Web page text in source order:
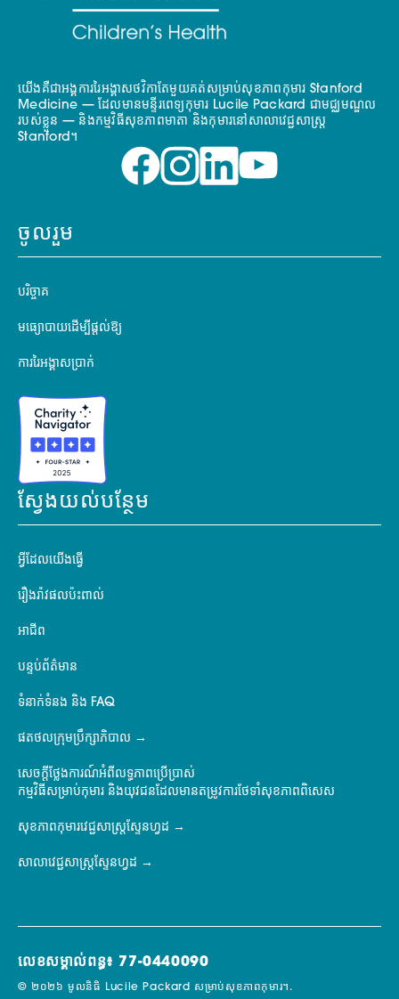
យើងគឺជាអង្គការរៃអង្គាសថវិកាតែមួយគត់សម្រាប់សុខភាពកុមារ Stanford
Medicine — ដែលមានមន្ទីរពេទ្យកុមារ Lucile Packard ជាមជ្ឈមណ្ឌល
របស់ខ្លួន — និងកម្មវិធីសុខភាពមាតា និងកុមារនៅសាលាវេជ្ជសាស្ត្រ
Stanford។
ចូលរួម
បរិច្ចាគ
មធ្យោបាយដើម្បីផ្តល់ឱ្យ
ការរៃអង្គាសប្រាក់
ស្វែងយល់បន្ថែម
អ្វីដែលយើងធ្វើ
រឿងរ៉ាវផលប៉ះពាល់
អាជីព
បន្ទប់ព័ត៌មាន
ទំនាក់ទំនង និង FAQ
ផតថលក្រុមប្រឹក្សាភិបាល
សេចក្តីថ្លែងការណ៍អំពីលទ្ធភាពប្រើប្រាស់
កម្មវិធីសម្រាប់កុមារ និងយុវជនដែលមានតម្រូវការថែទាំសុខភាពពិសេស
សុខភាពកុមារវេជ្ជសាស្ត្រស្ទែនហ្វដ
សាលាវេជ្ជសាស្ត្រស្ទែនហ្វដ
លេខសម្គាល់ពន្ធ៖ 77-0440090
© ២០២៦ មូលនិធិ Lucile Packard សម្រាប់សុខភាពកុមារ។.